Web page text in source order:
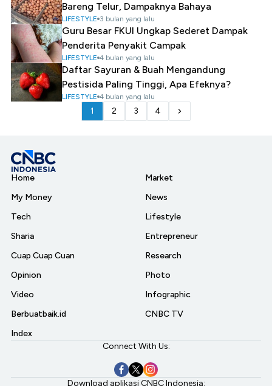
Bareng Telur, Dampaknya Bahaya
LIFESTYLE 3 bulan yang lalu
Guru Besar FKUI Ungkap Sederet Dampak
Penderita Penyakit Campak
LIFESTYLE 4 bulan yang lalu
Daftar Sayuran & Buah Mengandung
Pestisida Paling Tinggi, Apa Efeknya?
LIFESTYLE 4 bulan yang lalu
1 2 3 4
Home
My Money
Tech
Sharia
Cuap Cuap Cuan
Opinion
Video
Berbuatbaik.id
Index
Market
News
Lifestyle
Entrepreneur
Research
Photo
Infographic
CNBC TV
Connect With Us:
Download aplikasi CNBC Indonesia: